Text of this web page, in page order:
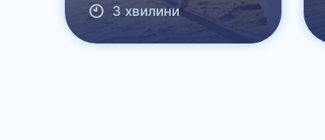
3 хвилини